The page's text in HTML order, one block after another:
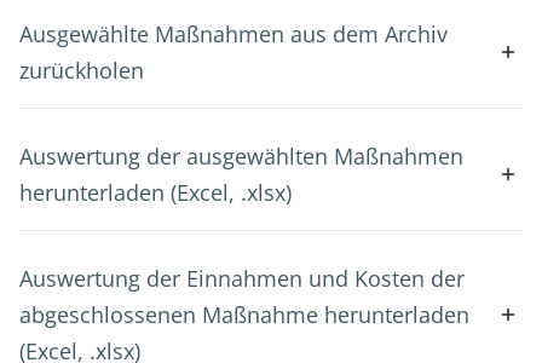
Ausgewählte Maßnahmen aus dem Archiv
zurückholen
Auswertung der ausgewählten Maßnahmen
herunterladen (Excel, .xlsx)
Auswertung der Einnahmen und Kosten der
abgeschlossenen Maßnahme herunterladen
(Excel, .xlsx)